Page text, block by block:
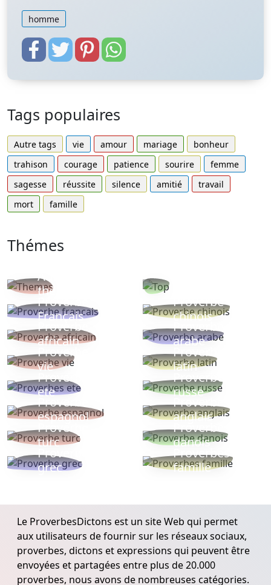
homme
Tags populaires
Autre tags vie amour mariage
bonheur
trahison
courage patience sourire
femme
sagesse
réussite silence amitié
travail
mort
famille
Thémes
Autres
thèmes
Proverbe
Français
Proverbe
chinois
Proverbe
africain
Proverbe
arabe
Proverbe
vie
Proverbe
latin
Proverbes
ete
Proverbe
russe
Proverbe
espagnol
Proverbe
anglais
Proverbe
turc
Proverbe
danois
Proverbe
grec
Proverbes
famille
Le ProverbesDictons est un site Web qui permet
aux utilisateurs de fournir sur les réseaux sociaux,
proverbes, dictons et expressions qui peuvent être
envoyées et partagées entre plus de 20.000
proverbes, nous avons de nombreuses catégories.